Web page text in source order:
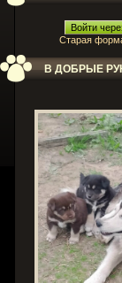
Войти
Старая
В ДОБРЫЕ